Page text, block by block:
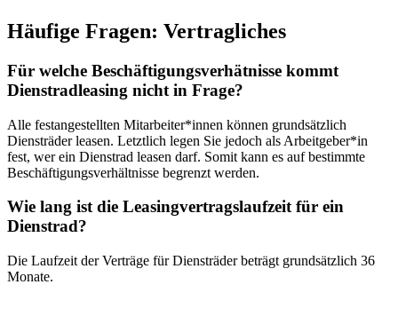
Häufige Fragen: Vertragliches
Für welche Beschäftigungsverhätnisse kommt
Dienstradleasing nicht in Frage?
Alle festangestellten Mitarbeiter*innen können grundsätzlich
Diensträder leasen. Letztlich legen Sie jedoch als Arbeitgeber*in
fest, wer ein Dienstrad leasen darf. Somit kann es auf bestimmte
Beschäftigungsverhältnisse begrenzt werden.
Wie lang ist die Leasingvertragslaufzeit für ein
Dienstrad?
Die Laufzeit der Verträge für Diensträder beträgt grundsätzlich 36
Monate.